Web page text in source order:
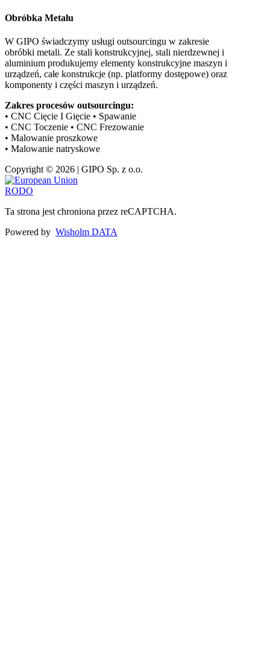
Obróbka Metalu
W GIPO świadczymy usługi outsourcingu w zakresie
obróbki metali. Ze stali konstrukcyjnej, stali nierdzewnej i
aluminium produkujemy elementy konstrukcyjne maszyn i
urządzeń, całe konstrukcje (np. platformy dostępowe) oraz
komponenty i części maszyn i urządzeń.
Zakres procesów outsourcingu:
• CNC Cięcie I Gięcie • Spawanie
• CNC Toczenie • CNC Frezowanie
• Malowanie proszkowe
• Malowanie natryskowe
Copyright © 2026 | GIPO Sp. z o.o.
RODO
Ta strona jest chroniona przez reCAPTCHA.
Powered by Wisholm DATA